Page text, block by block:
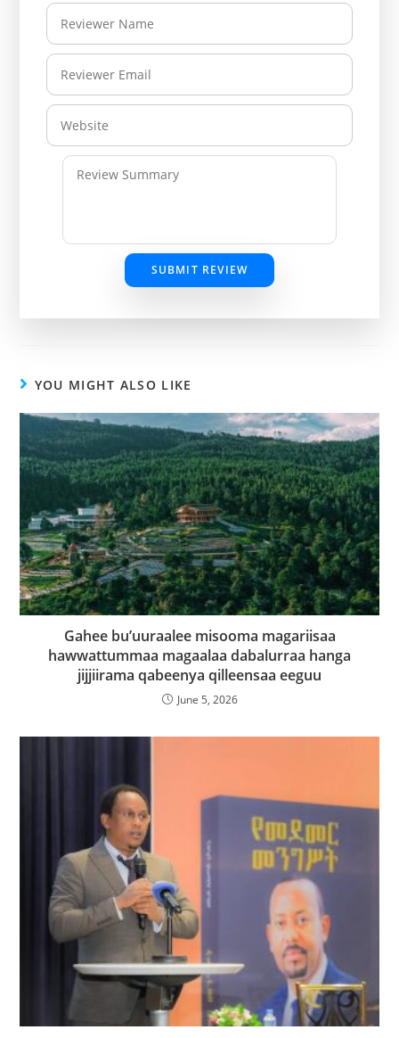
SUBMIT REVIEW
YOU MIGHT ALSO LIKE
Gahee bu’uuraalee misooma magariisaa
hawwattummaa magaalaa dabalurraa hanga
jijjiirama qabeenya qilleensaa eeguu
June 5, 2026